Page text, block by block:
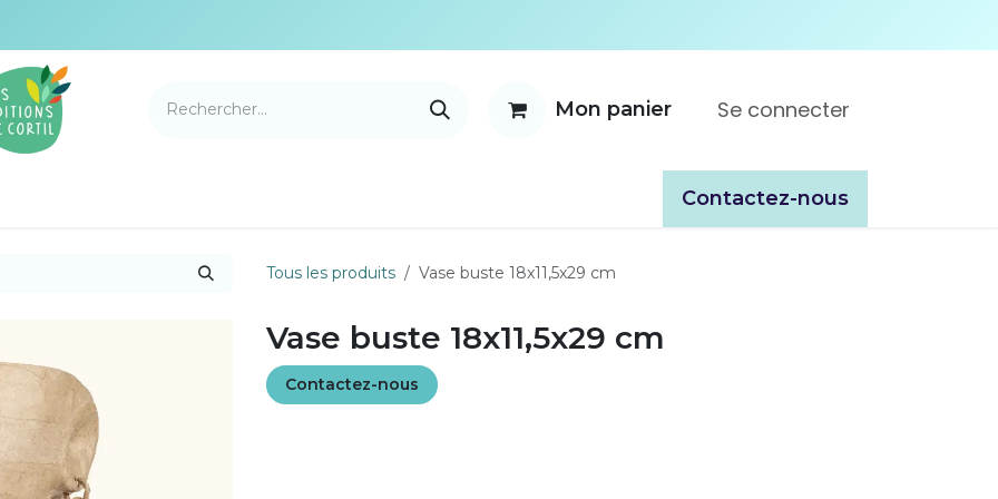
Mon panier Se connecter
Catalogues
​​Contactez-nous
Tous les produits Vase buste 18x11,5x29 cm
Vase buste 18x11,5x29 cm
Contactez-nous